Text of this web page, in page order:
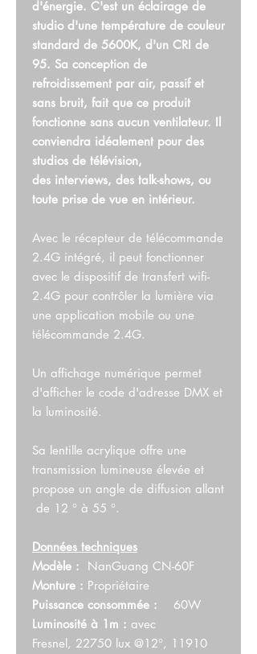
d'énergie. C'est un éclairage de
studio d'une température de couleur
standard de 5600K, d'un CRI de
95. Sa conception de
refroidissement par air, passif et
sans bruit, fait que ce produit
fonctionne sans aucun ventilateur. Il
conviendra idéalement pour des
studios de télévision,
des interviews, des talk-shows, ou
toute prise de vue en intérieur.
Avec le récepteur de télécommande
2.4G intégré, il peut fonctionner
avec le dispositif de transfert wifi-
2.4G pour contrôler la lumière via
une application mobile ou une
télécommande 2.4G.
Un affichage numérique permet
d'afficher le code d'adresse DMX et
la luminosité.
Sa lentille acrylique offre une
transmission lumineuse élevée et
propose un angle de diffusion allant
de 12 ° à 55 °.
Données techniques
Modèle : NanGuang CN-60F
Monture : Propriétaire
Puissance consommée : 60W
Luminosité à 1m : avec
Fresnel, 22750 lux @12°, 11910